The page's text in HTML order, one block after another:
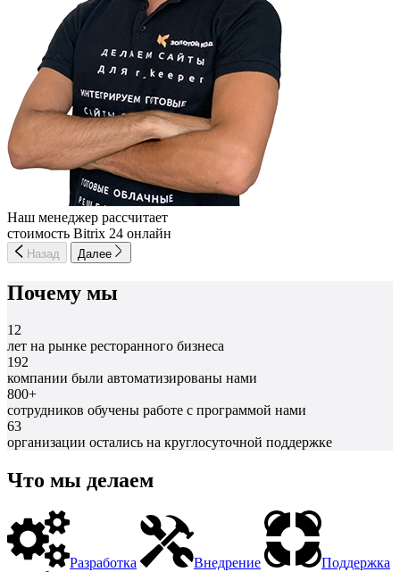
Наш менеджер рассчитает
стоимость Bitrix 24 онлайн
Назад Далее
Почему мы
12
лет на рынке ресторанного бизнеса
192
компании были автоматизированы нами
800+
сотрудников обучены работе с программой нами
63
организации остались на круглосуточной поддержке
Что мы делаем
Разработка Внедрение Поддержка